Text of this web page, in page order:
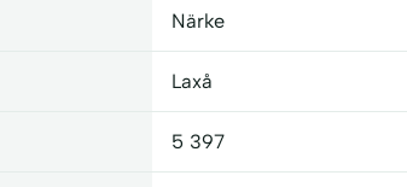
Närke
Laxå
5 397